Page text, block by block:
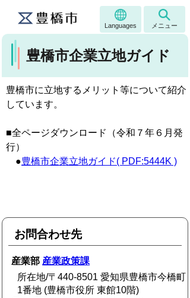
Languages メニュー
豊橋市企業立地ガイド
豊橋市に立地するメリット等について紹介
しています。
■全ページダウンロード（令和７年６月発
行）
●豊橋市企業立地ガイド( PDF:5444K )
お問合わせ先
産業部 産業政策課
所在地/〒440-8501 愛知県豊橋市今橋町
1番地 (豊橋市役所 東館10階)